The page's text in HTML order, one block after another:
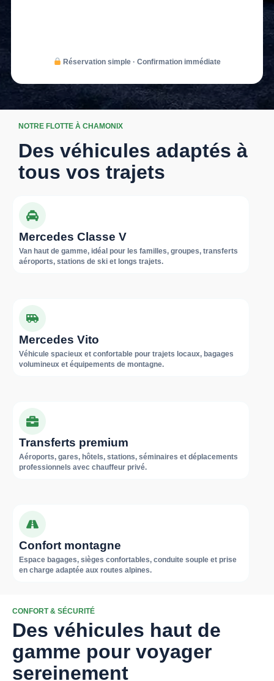
Réservation simple · Confirmation immédiate
NOTRE FLOTTE À CHAMONIX
Des véhicules adaptés à
tous vos trajets
Mercedes Classe V
Van haut de gamme, idéal pour les familles, groupes, transferts
aéroports, stations de ski et longs trajets.
Mercedes Vito
Véhicule spacieux et confortable pour trajets locaux, bagages
volumineux et équipements de montagne.
Transferts premium
Aéroports, gares, hôtels, stations, séminaires et déplacements
professionnels avec chauffeur privé.
Confort montagne
Espace bagages, sièges confortables, conduite souple et prise
en charge adaptée aux routes alpines.
CONFORT & SÉCURITÉ
Des véhicules haut de
gamme pour voyager
sereinement